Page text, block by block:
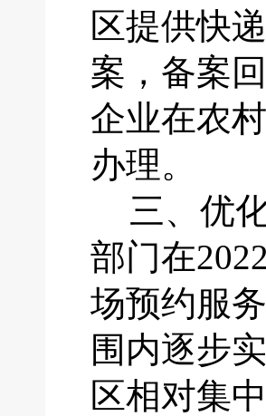
区提供快
案，备案
企业在农
办理。
三、 优
部门在
场预约服
围内逐步
区相对集